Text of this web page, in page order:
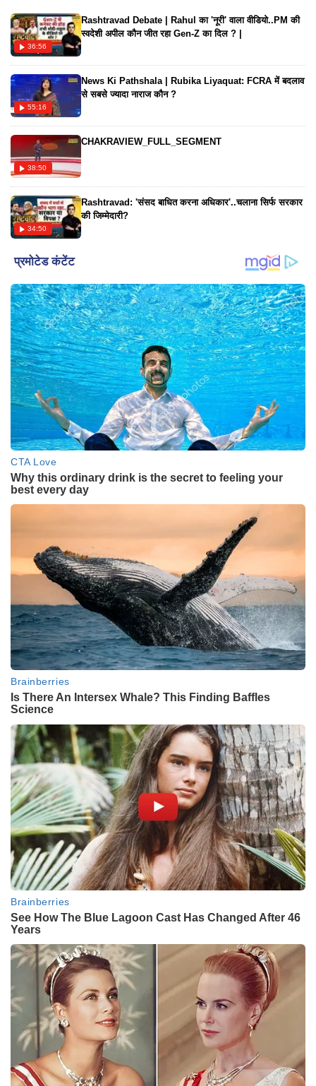
दिया !
36:56
Rashtravad Debate | Rahul का 'नूरी' वाला वीडियो..PM की
स्वदेशी अपील कौन जीत रहा Gen-Z का दिल ? |
55:16
News Ki Pathshala | Rubika Liyaquat: FCRA में बदलाव
से सबसे ज्यादा नाराज कौन ?
38:50
CHAKRAVIEW_FULL_SEGMENT
34:50
Rashtravad: 'संसद बाधित करना अधिकार'..चलाना सिर्फ सरकार
की जिम्मेदारी?